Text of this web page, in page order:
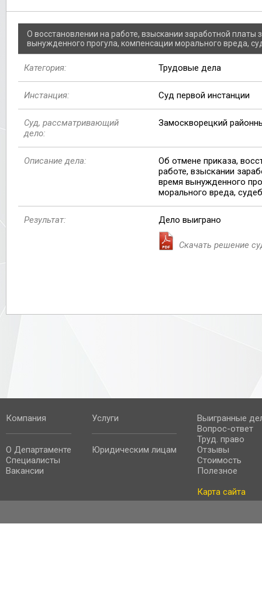
О восстановлении на работе, взыскании заработной платы
вынужденного прогула, компенсации морального вреда,
Категория: Трудовые дела
Инстанция: Суд первой инстанции
Суд, рассматривающий
дело:
Замоскворецкий
Описание дела:
Об отмене приказа,
работе, взыскании
время вынужденного
морального вреда,
Результат: Дело выиграно
Скачать решение
Компания
О Департаменте
Специалисты
Вакансии
Услуги
Юридическим лицам
Выигранные
Вопрос-ответ
Труд. право
Отзывы
Стоимость
Полезное
Карта сайта